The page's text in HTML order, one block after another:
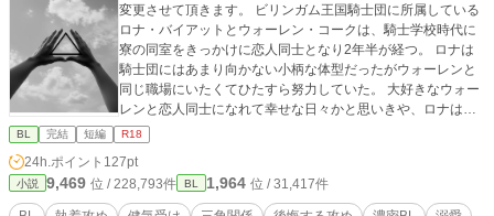
変更させて頂きます。 ビリンガム王国騎士団に所属している
ロナ・バイアットとウォーレン・コークは、騎士学校時代に
寮の同室をきっかけに恋人同士となり2年半が経つ。 ロナは
騎士団にはあまり向かない小柄な体型だったがウォーレンと
同じ職場にいたくてひたすら努力していた。 大好きなウォー
レンと恋人同士になれて幸せな日々かと思いきや、ロナはウ
ォーレンからたびたび試し行動のようなものをされていた。
飲み会に行ったりロナの前でご令嬢と親しげに話していた
り…そのたびに指摘すると「嫌なら別れる？」と聞かれる。
毎回「愛してるから別れないよ」と答えていたロナ。しかし
試し行動をされるたびに何かが確実にすり減っていく。 そこ
BL 完結 短編 R18
24h.ポイント 127pt
小説 9,469 位 / 228,793件 BL 1,964 位 / 31,417件